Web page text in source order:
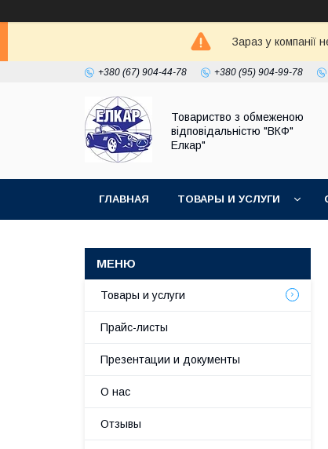
Зараз у компанії
+380 (67) 904-44-78 +380 (95) 904-99-78
Товариство з обмеженою
відповідальністю "ВКФ"
Елкар"
ГЛАВНАЯ ТОВАРЫ И УСЛУГИ
Товары и услуги
Прайс-листы
Презентации и документы
О нас
Отзывы